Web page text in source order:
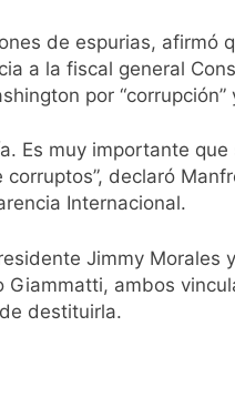
de espurias, afirmó
a la fiscal general
por “corrupción”
Es muy importante
declaró
Internacional.
Jimmy Morales
ambos
destituirla.